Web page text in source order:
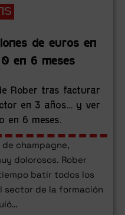
de euros en
en 6 meses
Rober tras facturar
en 3 años… y ver
en 6 meses.
champagne,
dolorosos. Rober
batir todos los
sector de la formación